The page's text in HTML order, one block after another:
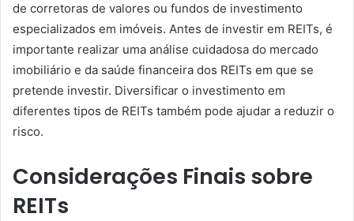
de corretoras de valores ou fundos de investimento
especializados em imóveis. Antes de investir em REITs, é
importante realizar uma análise cuidadosa do mercado
imobiliário e da saúde financeira dos REITs em que se
pretende investir. Diversificar o investimento em
diferentes tipos de REITs também pode ajudar a reduzir o
risco.
Considerações Finais sobre
REITs